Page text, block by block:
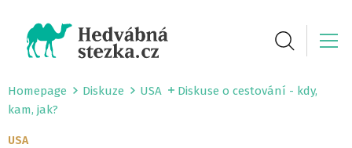
Homepage Diskuze USA
Diskuse o cestování - kdy,
kam, jak?
USA